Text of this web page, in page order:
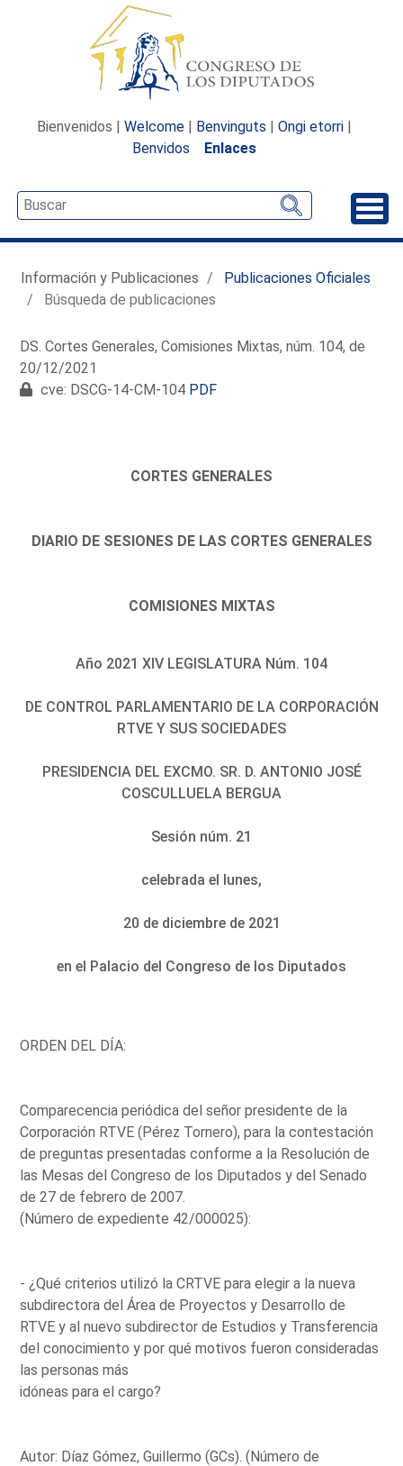
Bienvenidos | Welcome | Benvinguts | Ongi etorri |
Benvidos
Enlaces
Información y Publicaciones
Publicaciones Oficiales
Búsqueda de publicaciones
DS. Cortes Generales, Comisiones Mixtas, núm. 104, de
20/12/2021
cve: DSCG-14-CM-104 PDF
CORTES GENERALES
DIARIO DE SESIONES DE LAS CORTES GENERALES
COMISIONES MIXTAS
Año 2021 XIV LEGISLATURA Núm. 104
DE CONTROL PARLAMENTARIO DE LA CORPORACIÓN
RTVE Y SUS SOCIEDADES
PRESIDENCIA DEL EXCMO. SR. D. ANTONIO JOSÉ
COSCULLUELA BERGUA
Sesión núm. 21
celebrada el lunes,
20 de diciembre de 2021
en el Palacio del Congreso de los Diputados
ORDEN DEL DÍA:
Comparecencia periódica del señor presidente de la
Corporación RTVE (Pérez Tornero), para la contestación
de preguntas presentadas conforme a la Resolución de
las Mesas del Congreso de los Diputados y del Senado
de 27 de febrero de 2007.
(Número de expediente 42/000025):
- ¿Qué criterios utilizó la CRTVE para elegir a la nueva
subdirectora del Área de Proyectos y Desarrollo de
RTVE y al nuevo subdirector de Estudios y Transferencia
del conocimiento y por qué motivos fueron consideradas
las personas más
idóneas para el cargo?
Autor: Díaz Gómez, Guillermo (GCs). (Número de